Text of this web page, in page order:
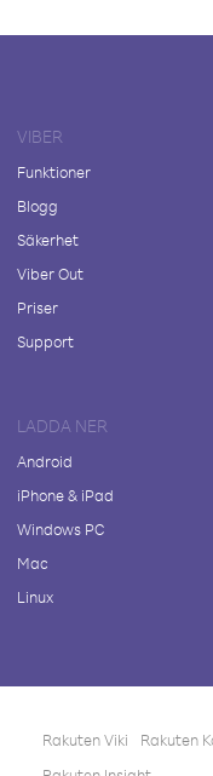
VIBER
Funktioner
Blogg
Säkerhet
Viber Out
Priser
Support
LADDA NER
Android
iPhone & iPad
Windows PC
Mac
Linux
Rakuten Viki Rakuten